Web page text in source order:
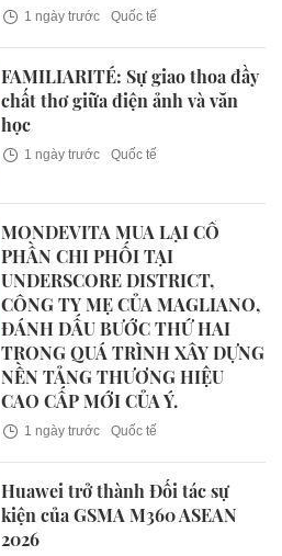
1 ngày trước Quốc tế
FAMILIARITÉ: Sự giao thoa đầy
chất thơ giữa điện ảnh và văn
học
1 ngày trước Quốc tế
MONDEVITA MUA LẠI CỔ
PHẦN CHI PHỐI TẠI
UNDERSCORE DISTRICT,
CÔNG TY MẸ CỦA MAGLIANO,
ĐÁNH DẤU BƯỚC THỨ HAI
TRONG QUÁ TRÌNH XÂY DỰNG
NỀN TẢNG THƯƠNG HIỆU
CAO CẤP MỚI CỦA Ý.
1 ngày trước Quốc tế
Huawei trở thành Đối tác sự
kiện của GSMA M360 ASEAN
2026